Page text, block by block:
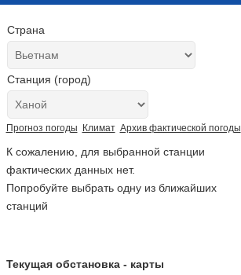
Страна
Станция (город)
Прогноз погоды Климат Архив фактической погоды
К сожалению, для выбранной станции
фактических данных нет.
Попробуйте выбрать одну из ближайших
станций
Текущая обстановка - карты